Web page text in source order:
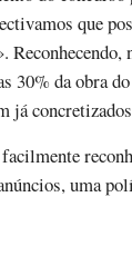
que
Reconhecendo,
30% da obra
já
uma